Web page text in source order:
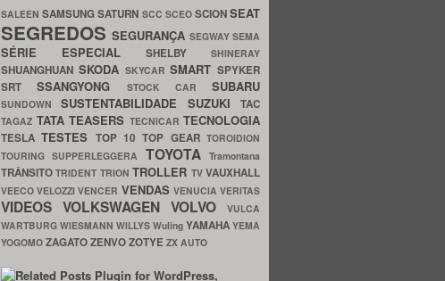
SALEENSAMSUNGSATURN SCC SCEO SCIONSEAT
SEGREDOSSEGURANÇA SEGWAYSEMA
SÉRIE ESPECIAL SHELBY SHINERAY
SHUANGHUAN SKODA SKYCARSMART SPYKER
SRTSSANGYONG STOCK CAR SUBARU
SUNDOWNSUSTENTABILIDADE SUZUKITAC
TAGAZ TATA TEASERS TECNICAR TECNOLOGIA
TESLATESTES TOP 10TOP GEARTOROIDION
TOURING SUPPERLEGGERA TOYOTATramontana
TRÂNSITOTRIDENT TRIONTROLLER TVVAUXHALL
VEECOVELOZZIVENCER VENDAS VENUCIAVERITAS
VIDEOS VOLKSWAGEN VOLVO
VULCA
WARTBURG WIESMANN WILLYS Wuling YAMAHA YEMA
YOGOMO ZAGATOZENVOZOTYE ZX AUTO